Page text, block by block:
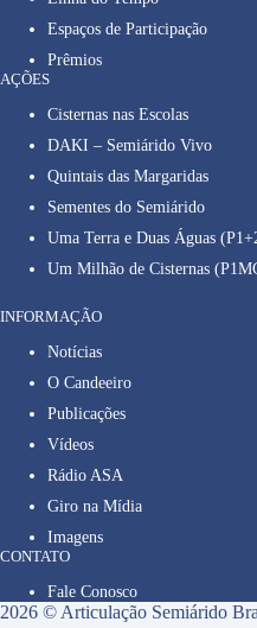
Espaços de Participação
Prêmios
AÇÕES
Cisternas nas Escolas
DAKI – Semiárido Vivo
Quintais das Margaridas
Sementes do Semiárido
Uma Terra e Duas Águas
Um Milhão de Cisternas
INFORMAÇÃO
Notícias
O Candeeiro
Publicações
Vídeos
Rádio ASA
Giro na Mídia
Imagens
CONTATO
Fale Conosco
2026 © Articulação Semiárido